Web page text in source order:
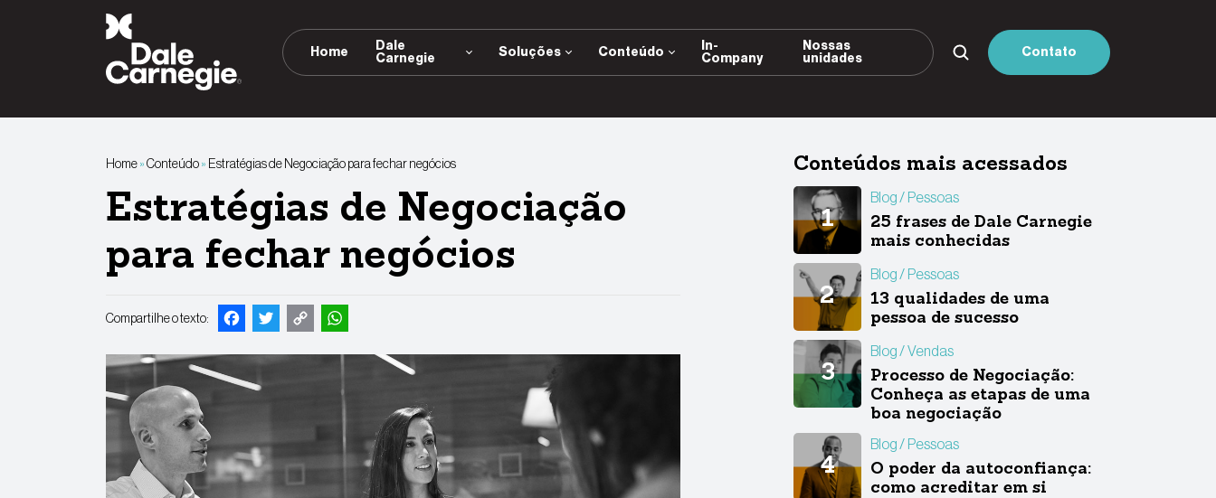
Home
Dale
Carnegie
Soluções Conteúdo
In-
Company
Nossas
unidades
Contato
Home»Conteúdo» Estratégias de Negociação para fechar negócios
Estratégias de Negociação
para fechar negócios
Compartilhe o texto: Facebook
Twitter
Copy
Link
WhatsApp
Conteúdos mais acessados
Blog Pessoas
25 frases de Dale Carnegie
mais conhecidas
Blog Pessoas
13 qualidades de uma
pessoa de sucesso
Blog Vendas
Processo de Negociação:
Conheça as etapas de uma
boa negociação
Blog Pessoas
O poder da autoconfiança:
como acreditar em si